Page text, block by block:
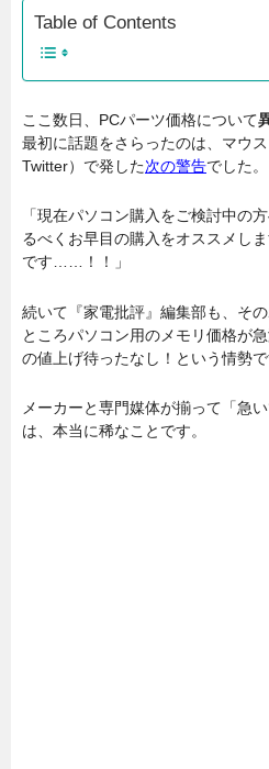
Table of Contents
ここ数日、PCパーツ価格について
最初に話題をさらったのは、マウ
Twitter）で発した次の警告でした。
「現在パソコン購入をご検討中の
るべくお早目の購入をオススメし
です……！！」
続いて『家電批評』編集部も、そ
ところパソコン用のメモリ価格が
の値上げ待ったなし！という情勢で
メーカーと専門媒体が揃って「急
は、本当に稀なことです。